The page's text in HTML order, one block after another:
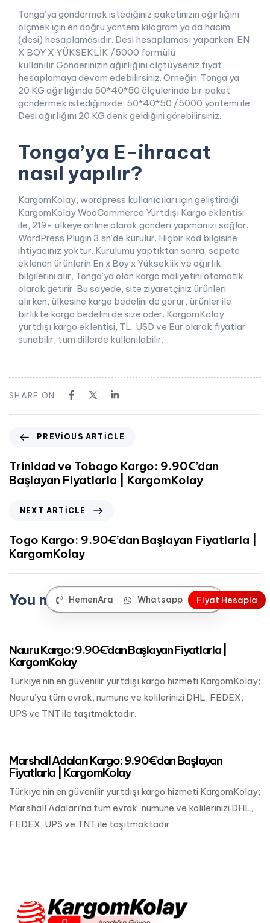
HemenAra Whatsapp Fiyat Hesapla
Tonga’ya göndermek istediğiniz paketinizin ağırlığını
ölçmek için en doğru yöntem kilogram ya da hacim
(desi) hesaplamasıdır. Desi hesaplaması yaparken: EN
X BOY X YÜKSEKLİK /5000 formülü
kullanılır.Gönderinizin ağırlığını ölçtüyseniz fiyat
hesaplamaya devam edebilirsiniz. Örneğin: Tonga’ya
20 KG ağırlığında 50*40*50 ölçülerinde bir paket
göndermek istediğinizde; 50*40*50 /5000 yöntemi ile
Desi ağırlığını 20 KG denk geldiğini görebilirsiniz.
Tonga’ya E-ihracat
nasıl yapılır?
KargomKolay, wordpress kullanıcıları için geliştirdiği
KargomKolay WooCommerce Yurtdışı Kargo eklentisi
ile, 219+ ülkeye online olarak gönderi yapmanızı sağlar.
WordPress Plugin 3 sn’de kurulur. Hiçbir kod bilgisine
ihtiyacınız yoktur. Kurulumu yaptıktan sonra, sepete
eklenen ürünlerin En x Boy x Yükseklik ve ağırlık
bilgilerini alır, Tonga’ya olan kargo maliyetini otomatik
olarak getirir. Bu sayede, site ziyaretçiniz ürünleri
alırken, ülkesine kargo bedelini de görür, ürünler ile
birlikte kargo bedelini de size öder. KargomKolay
yurtdışı kargo eklentisi, TL, USD ve Eur olarak fiyatlar
sunabilir, tüm dillerde kullanılabilir.
SHARE ON
PREVIOUS ARTICLE
Trinidad ve Tobago Kargo: 9.90€’dan
Başlayan Fiyatlarla | KargomKolay
NEXT ARTICLE
Togo Kargo: 9.90€’dan Başlayan Fiyatlarla |
KargomKolay
You may also like
Nauru Kargo: 9.90€’dan Başlayan Fiyatlarla |
KargomKolay
Türkiye’nin en güvenilir yurtdışı kargo hizmeti KargomKolay;
Nauru’ya tüm evrak, numune ve kolilerinizi DHL, FEDEX,
UPS ve TNT ile taşıtmaktadır.
Marshall Adaları Kargo: 9.90€’dan Başlayan
Fiyatlarla | KargomKolay
Türkiye’nin en güvenilir yurtdışı kargo hizmeti KargomKolay;
Marshall Adaları’na tüm evrak, numune ve kolilerinizi DHL,
FEDEX, UPS ve TNT ile taşıtmaktadır.